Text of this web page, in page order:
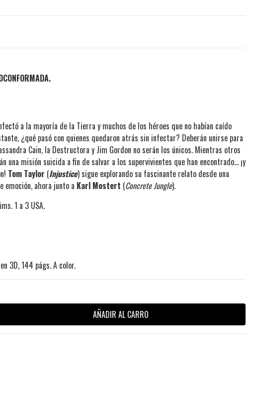
a la mayoría de la Tierra y muchos de los héroes que no habían caído
¿qué pasó con quienes quedaron atrás sin infectar? Deberán unirse para
Cain, la Destructora y Jim Gordon no serán los únicos. Mientras otros
una misión suicida a fin de salvar a los supervivientes que han encontrado... ¡y
Tom Taylor (Injustice) sigue explorando su fascinante relato desde una
emoción, ahora junto a Karl Mostert (Concrete Jungle).
1 a 3 USA.
3D, 144 págs. A color.